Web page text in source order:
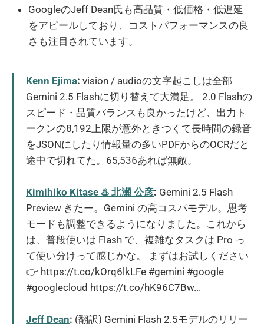
GoogleのJeff Dean氏も高品質・低価格・低遅延
をアピールしており、コストパフォーマンスの良
さも注目されています。
Kenn Ejima: vision / audioの文字起こしは全部
Gemini 2.5 Flashに切り替えて大満足。 2.0 Flashの
スピード・品質バランスも良かったけど、出力ト
ークンの8,192上限が意外ときつくて長時間の録音
をJSONにしたり情報量の多いPDFからのOCRだと
途中で切れてた。65,536あれば無敵。
Kimihiko Kitase ♨️ 北瀬 公彦: Gemini 2.5 Flash
Preview きたー。Gemini の高コスパモデル。思考
モードも調整できるようになりました。これから
は、普段使いは Flash で、複雑なタスクは Pro っ
て使い分けって感じかな。 まずはお試しください
👉 https://t.co/kOrq6lkLFe #gemini #google
#googlecloud https://t.co/hK96C7Bw...
Jeff Dean: (翻訳) Gemini Flash 2.5モデルのリリー